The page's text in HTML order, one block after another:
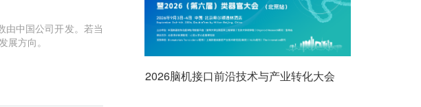
由中国公司开发。若当
展方向。
2026脑机接口前沿技术与产业转化大会